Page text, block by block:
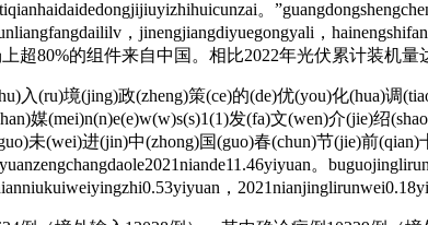
。
，jinengjiangdiyuegongyali，
80%的组件来自中国。相比2022年光伏累计装机量
境(jing)政(zheng)策(ce)的(de)优(you)化(hua)调
媒(mei)n(n)e(e)w(w)s(s)1(1)发(fa)文(wen)介(jie)绍
未(wei)进(jin)中(zhong)国(guo)春(chun)节(jie)前
。
，